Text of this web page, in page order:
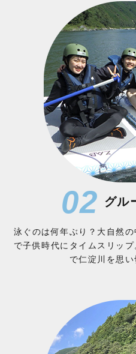
02 グル
泳ぐのは何年ぶり？大自然
で子供時代にタイムスリッ
で仁淀川を思い